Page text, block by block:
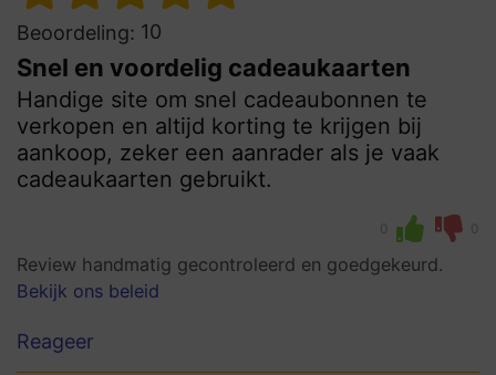
Beoordeling: 10
Snel en voordelig cadeaukaarten
Handige site om snel cadeaubonnen te
verkopen en altijd korting te krijgen bij
aankoop, zeker een aanrader als je vaak
cadeaukaarten gebruikt.
0 0
Review handmatig gecontroleerd en goedgekeurd.
Bekijk ons beleid
Reageer